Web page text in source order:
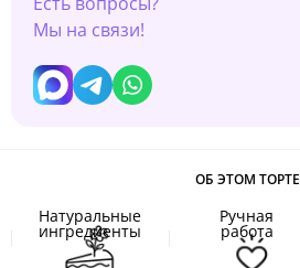
Мы на связи!
ОБ ЭТОМ ТОРТЕ
Натуральные
ингредиенты
Ручная
работа